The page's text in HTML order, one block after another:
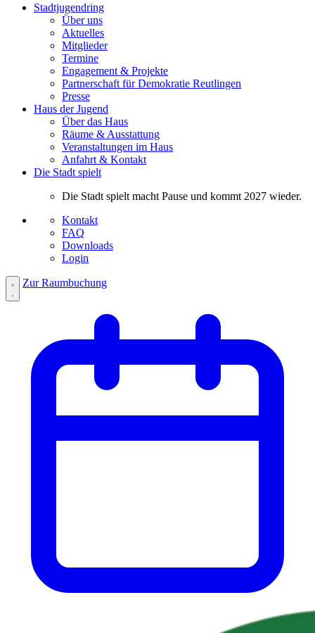
Stadtjugendring
Über uns
Aktuelles
Mitglieder
Termine
Engagement & Projekte
Partnerschaft für Demokratie Reutlingen
Presse
Haus der Jugend
Über das Haus
Räume & Ausstattung
Veranstaltungen im Haus
Anfahrt & Kontakt
Die Stadt spielt
Die Stadt spielt macht Pause und kommt 2027 wieder.
Kontakt
FAQ
Downloads
Login
Zur Raumbuchung